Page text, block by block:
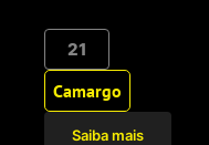
21
Camargo
Saiba mais